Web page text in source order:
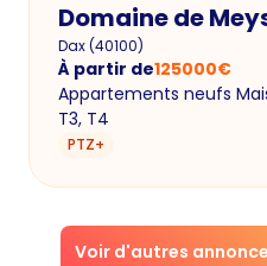
Domaine de
Dax(40100)
À partir de125000€
Appartements neufs
T3, T4
PTZ+
Voir d'autres